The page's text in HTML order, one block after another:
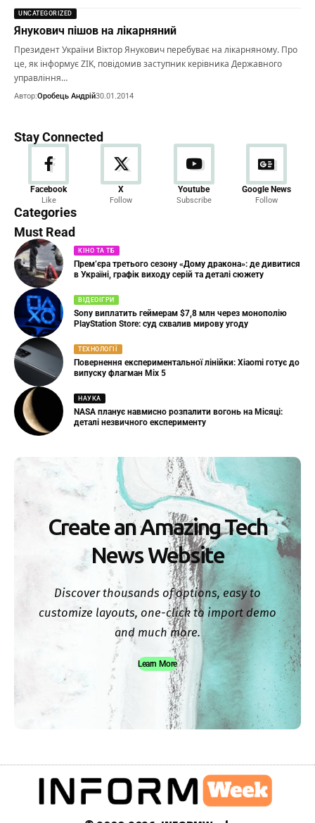
UNCATEGORIZED
Янукович пішов на лікарняний
Президент України Віктор Янукович перебуває на лікарняному. Про
це, як інформує ZIK, повідомив заступник керівника Державного
управління…
Автор:Оробець Андрій30.01.2014
Stay Connected
Facebook
Like
X
Follow
Youtube
Subscribe
Google News
Follow
Categories
Новини
23 Articles
Must Read
КІНО ТА ТБ
Прем’єра третього сезону «Дому дракона»: де дивитися
в Україні, графік виходу серій та деталі сюжету
ВІДЕОІГРИ
Sony виплатить геймерам $7,8 млн через монополію
PlayStation Store: суд схвалив мирову угоду
ТЕХНОЛОГІЇ
Повернення експериментальної лінійки: Xiaomi готує до
випуску флагман Mix 5
НАУКА
NASA планує навмисно розпалити вогонь на Місяці:
деталі незвичного експерименту
Create an Amazing Tech
News Website
Discover thousands of options, easy to
customize layouts, one-click to import demo
and much more.
Learn More